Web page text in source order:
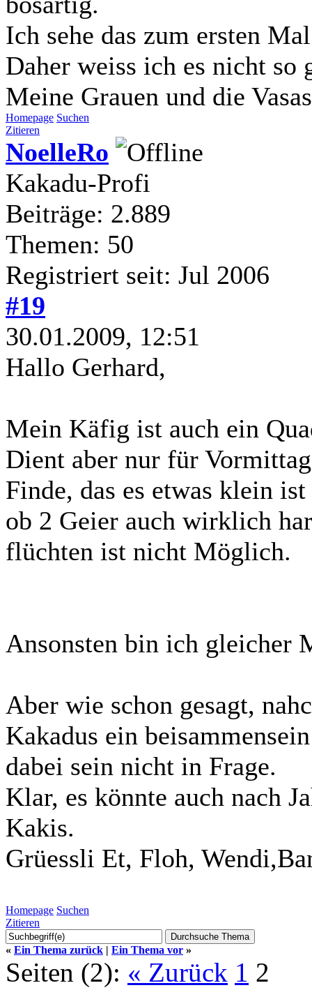
Ich sehe das zum ersten
Daher weiss ich es nicht so
Meine Grauen und die
Homepage Suchen
Zitieren
NoelleRo
Kakadu-Profi
Beiträge: 2.889
Themen: 50
Registriert seit: Jul 2006
#19
30.01.2009, 12:51
Hallo Gerhard,
Mein Käfig ist auch ein
Dient aber nur für
Finde, das es etwas klein
ob 2 Geier auch wirklich
flüchten ist nicht Möglich.
Ansonsten bin ich gleicher
Aber wie schon gesagt,
Kakadus ein
dabei sein nicht in Frage.
Klar, es könnte auch nach
Kakis.
Grüessli Et, Floh,
Homepage Suchen
Zitieren
« Ein Thema zurück | Ein Thema vor »
Seiten (2): « Zurück 1 2